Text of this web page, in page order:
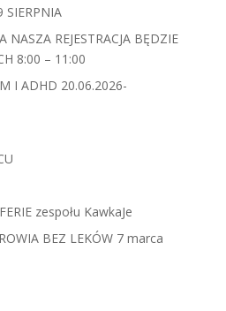
SIERPNIA
NASZA REJESTRACJA BĘDZIE
8:00 – 11:00
I ADHD 20.06.2026-
zespołu KawkaJe
BEZ LEKÓW 7 marca